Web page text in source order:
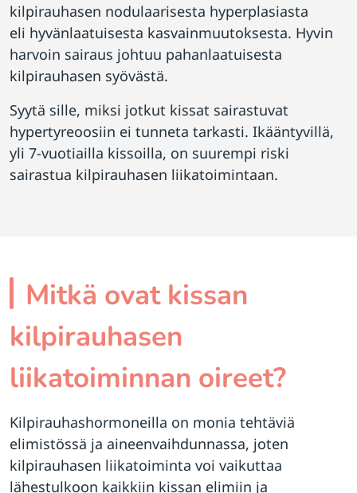
kilpirauhasen nodulaarisesta hyperplasiasta
eli hyvänlaatuisesta kasvainmuutoksesta. Hyvin
harvoin sairaus johtuu pahanlaatuisesta
kilpirauhasen syövästä.
Syytä sille, miksi jotkut kissat sairastuvat
hypertyreoosiin ei tunneta tarkasti. Ikääntyvillä,
yli 7-vuotiailla kissoilla, on suurempi riski
sairastua kilpirauhasen liikatoimintaan.
Mitkä ovat kissan
kilpirauhasen
liikatoiminnan oireet?
Kilpirauhashormoneilla on monia tehtäviä
elimistössä ja aineenvaihdunnassa, joten
kilpirauhasen liikatoiminta voi vaikuttaa
lähestulkoon kaikkiin kissan elimiin ja